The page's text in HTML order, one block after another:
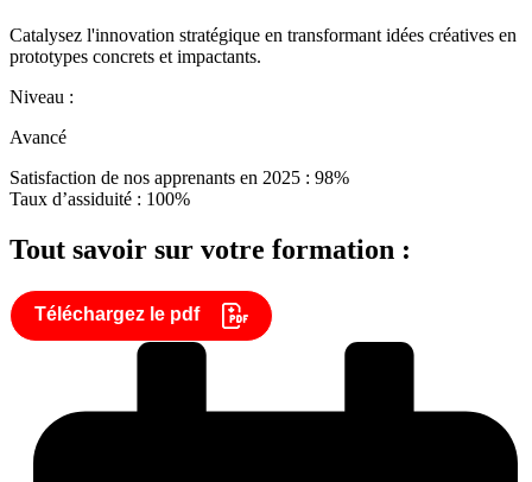
Catalysez l'innovation stratégique en transformant idées créatives en
prototypes concrets et impactants.
Niveau :
Avancé
Satisfaction de nos apprenants en 2025 : 98%
Taux d’assiduité : 100%
Tout savoir sur votre formation :
Téléchargez le pdf